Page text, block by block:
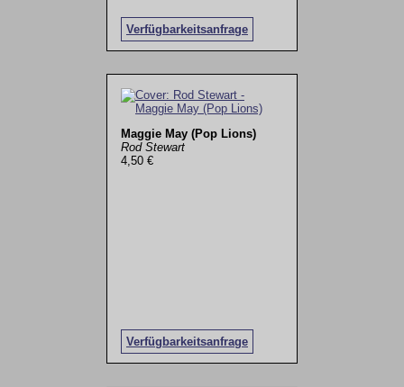
Verfügbarkeitsanfrage
Maggie May (Pop Lions)
Rod Stewart
4,50 €
Verfügbarkeitsanfrage